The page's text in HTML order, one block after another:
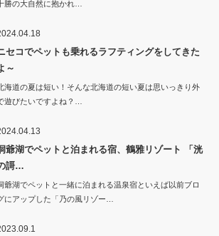
勝の大自然に抱かれ…
セコでペットも乗れるラフティングをしてきた
～
海道の夏は短い！そんな北海道の短い夏は思いっきり外
遊びたいですよね？…
爺湖でペットと泊まれる宿、鶴雅リゾート 「洸
謌…
爺湖でペットと一緒に泊まれる温泉宿といえば以前ブロ
にアップした「乃の風リゾー…